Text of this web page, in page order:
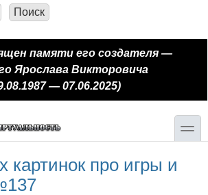
содержанию
памяти его создателя —
Ярослава Викторовича
— 07.06.2025)
toggle
картинок про игры и